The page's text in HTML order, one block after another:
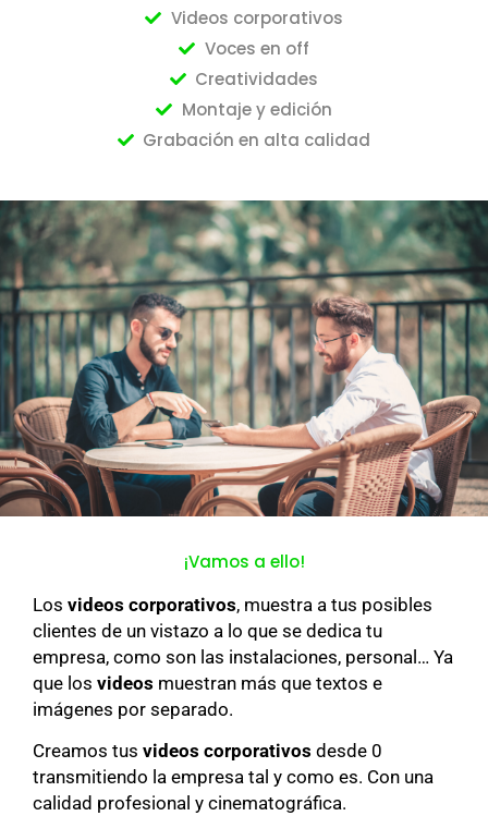
Videos corporativos
Voces en off
Creatividades
Montaje y edición
Grabación en alta calidad
¡Vamos a ello!
Los videos corporativos, muestra a tus posibles
clientes de un vistazo a lo que se dedica tu
empresa, como son las instalaciones, personal… Ya
que los videos muestran más que textos e
imágenes por separado.
Creamos tus videos corporativos desde 0
transmitiendo la empresa tal y como es. Con una
calidad profesional y cinematográfica.